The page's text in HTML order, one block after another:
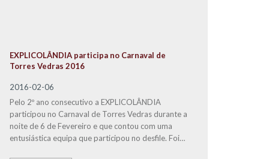
EXPLICOLÂNDIA participa no Carnaval de
Torres Vedras 2016
2016-02-06
Pelo 2º ano consecutivo a EXPLICOLÂNDIA
participou no Carnaval de Torres Vedras durante a
noite de 6 de Fevereiro e que contou com uma
entusiástica equipa que participou no desfile. Foi